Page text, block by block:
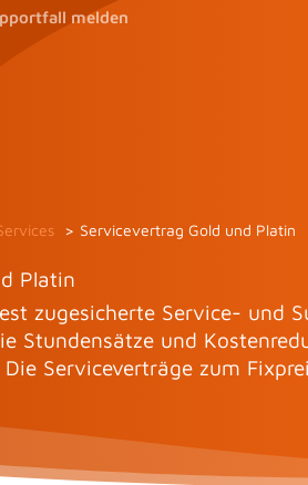
melden
Servicevertrag Gold und Platin
Platin
zugesicherte Service- und
Stundensätze und
Serviceverträge zum